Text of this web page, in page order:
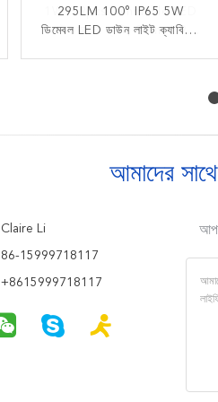
295LM 100° IP65 5W
ডিমেবল LED ডাউন লাইট ক্যাবিনেট
1W * 9pcs Dimmable LED
ডাউন আলো ক্যাট, 98lm * 9,
আমাদের
Claire Li
86-15999718117
+8615999718117